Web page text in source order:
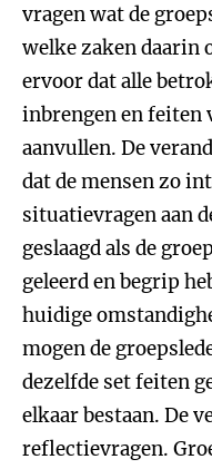
vragen wat de
welke zaken daarin
ervoor dat alle
inbrengen en feiten
aanvullen. De
dat de mensen zo
situatievragen aan
geslaagd als de
geleerd en begrip
huidige
mogen de
dezelfde set feiten
elkaar bestaan. De
reflectievragen.